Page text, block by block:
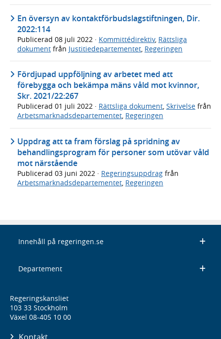
En översyn av kontaktförbudslagstiftningen, Dir.
2022:114
Publicerad 08 juli 2022 · Kommittédirektiv, Rättsliga
dokument från Justitiedepartementet Regeringen
Fördjupad uppföljning av arbetet med att
förebygga och bekämpa mäns våld mot kvinnor,
Skr. 2021/22:267
Publicerad 01 juli 2022 · Rättsliga dokument, Skrivelse från
Arbetsmarknadsdepartementet, Regeringen
Uppdrag att ta fram förslag på spridning av
behandlingsprogram för personer som utövar våld
mot närstående
Publicerad 03 juni 2022 · Regeringsuppdrag från
Arbetsmarknadsdepartementet, Regeringen
Innehåll på regeringen.se
Departement
Regeringskansliet
103 33 Stockholm
Växel 08-405 10 00
Kontakt